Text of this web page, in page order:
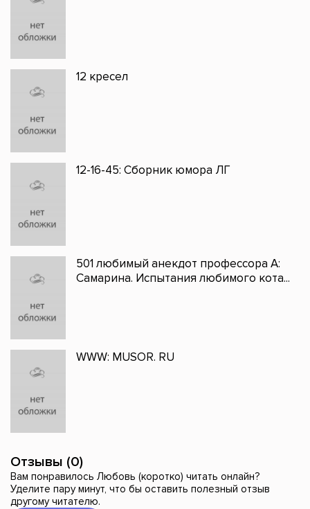
12 кресел
12-16-45: Сборник юмора ЛГ
501 любимый анекдот профессора А:
Самарина. Испытания любимого кота...
WWW: MUSOR. RU
Отзывы (0)
Вам понравилось Любовь (коротко) читать онлайн?
Уделите пару минут, что бы оставить полезный отзыв
другому читателю.